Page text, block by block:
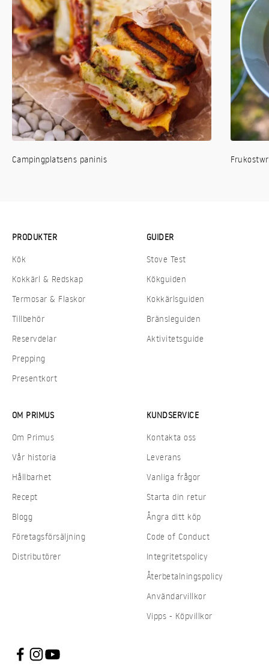
Campingplatsens paninis
PRODUKTER
Kök
Kokkärl & Redskap
Termosar & Flaskor
Tillbehör
Reservdelar
Prepping
Presentkort
GUIDER
Stove Test
Kökguiden
Kokkärlsguiden
Bränsleguiden
Aktivitetsguide
OM PRIMUS
Om Primus
Vår historia
Hållbarhet
Recept
Blogg
Företagsförsäljning
Distributörer
KUNDSERVICE
Kontakta oss
Leverans
Vanliga frågor
Starta din retur
Ångra ditt köp
Code of Conduct
Integritetspolicy
Återbetalningspolicy
Användarvillkor
Vipps - Köpvillkor